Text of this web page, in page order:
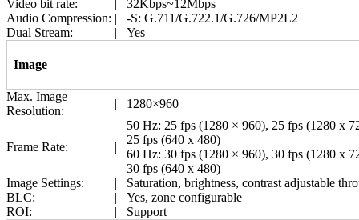
Video bit rate:
|
32Kbps~12Mbps
Audio Compression: |
-S: G.711/G.722.1/G.726/MP2L2
Dual Stream:
| Yes
Image
Max. Image
Resolution:
| 1280×960
Frame Rate: |
50 Hz: 25 fps (1280 × 960), 25 fps (1280 x
25 fps (640 x 480)
60 Hz: 30 fps (1280 × 960), 30 fps (1280 x
30 fps (640 x 480)
Image Settings:
|
Saturation, brightness, contrast adjustable
BLC:
|
Yes, zone configurable
ROI:
| Support